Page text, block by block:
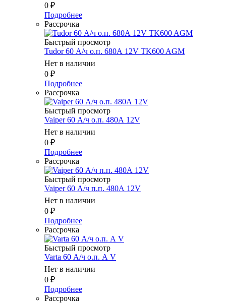
0 ₽
Подробнее
Рассрочка
Быстрый просмотр
Tudor 60 А/ч о.п. 680А 12V TK600 AGM
Нет в наличии
0 ₽
Подробнее
Рассрочка
Быстрый просмотр
Vaiper 60 А/ч о.п. 480А 12V
Нет в наличии
0 ₽
Подробнее
Рассрочка
Быстрый просмотр
Vaiper 60 А/ч п.п. 480А 12V
Нет в наличии
0 ₽
Подробнее
Рассрочка
Быстрый просмотр
Varta 60 А/ч о.п. А V
Нет в наличии
0 ₽
Подробнее
Рассрочка